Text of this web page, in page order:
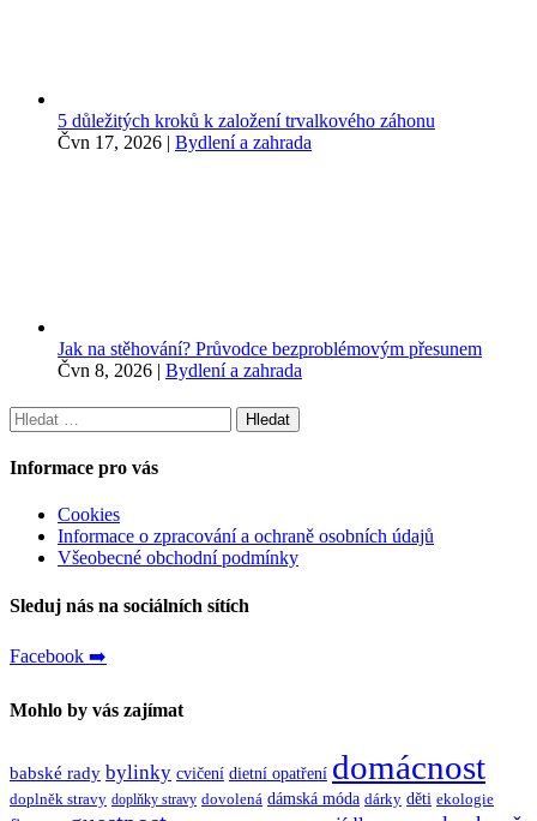
5 důležitých kroků k založení trvalkového záhonu
Čvn 17, 2026 | Bydlení a zahrada
Jak na stěhování? Průvodce bezproblémovým přesunem
Čvn 8, 2026 | Bydlení a zahrada
Vyhledávání
Informace pro vás
Cookies
Informace o zpracování a ochraně osobních údajů
Všeobecné obchodní podmínky
Sleduj nás na sociálních sítích
Facebook ➡️
Mohlo by vás zajímat
babské rady bylinky cvičení dietní opatření domácnost
doplněk stravy doplňky stravy dovolená dámská móda dárky děti ekologie